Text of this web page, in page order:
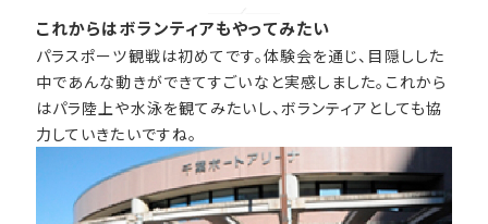
これからはボランティアもやってみたい
パラスポーツ観戦は初めてです。体験会を通じ、目隠しした
中であんな動きができてすごいなと実感しました。これから
はパラ陸上や水泳を観てみたいし、ボランティアとしても協
力していきたいですね。